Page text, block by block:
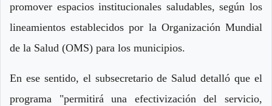
promover espacios institucionales saludables, según los
lineamientos establecidos por la Organización Mundial
de la Salud (OMS) para los municipios.
En ese sentido, el subsecretario de Salud detalló que el
programa "permitirá una efectivización del servicio,